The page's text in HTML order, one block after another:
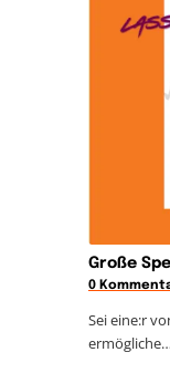
Große
0
Sei eine:r
ermögliche…